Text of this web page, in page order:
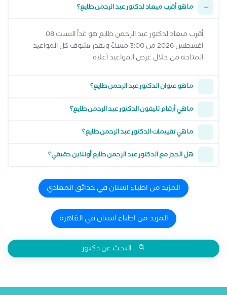
ما هو أقرب ميعاد لدكتور عبد الرحمن طايع؟
أقرب ميعاد لدكتور عبد الرحمن طايع هو غداً السبت 08
اغسطس 2026 من 3:00 مساءً وتقدر تشوف كل المواعيد
المتاحة من خلال عرض المواعيد أعلاه
ما هو عنوان الدكتور عبد الرحمن طايع؟
ما هي أرقام تليفون الدكتور عبد الرحمن طايع؟
ما هي تقييمات الدكتور عبد الرحمن طايع؟
هل الحجز مع الدكتور عبد الرحمن طايع أونلاين حقيقي؟
المزيد من اطباء اسنان في حدائق المعادي
المزيد من اطباء اسنان في القاهرة
البحث عن دكتور